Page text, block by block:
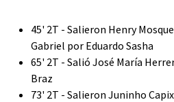
45' 2T - Salieron Henry
Gabriel por Eduardo Sasha
65' 2T - Salió José María
Braz
73' 2T - Salieron Juninho